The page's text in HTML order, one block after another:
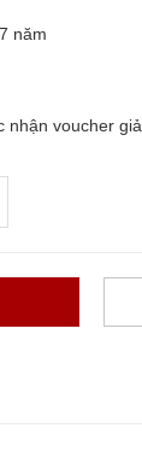
7 năm
vận
nhận voucher